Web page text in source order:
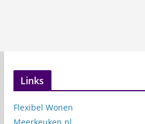
Links
Flexibel Wonen